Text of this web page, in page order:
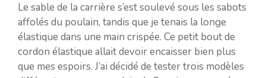
Le sable de la carrière s’est soulevé sous les sabots
affolés du poulain, tandis que je tenais la longe
élastique dans une main crispée. Ce petit bout de
cordon élastique allait devoir encaisser bien plus
que mes espoirs. J’ai décidé de tester trois modèles